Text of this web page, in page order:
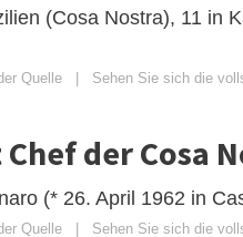
(Cosa Nostra), 11 in
Quelle Sehen Sie sich die
der Cosa
(* 26. April 1962 in
Quelle Sehen Sie sich die